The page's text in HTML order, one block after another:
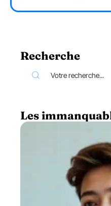
Recherche
Les